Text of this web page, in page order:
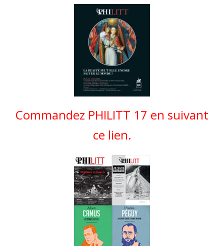
Commandez PHILITT 17 en suivant
ce lien.